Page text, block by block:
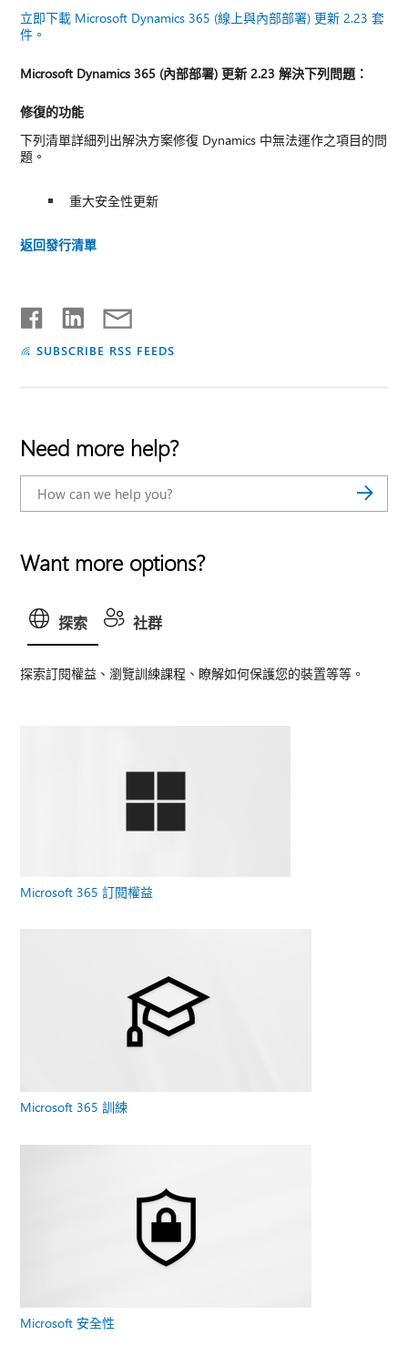
立即下載 Microsoft Dynamics 365 (線上與內部部署) 更新 2.23 套
件。
Microsoft Dynamics 365 (內部部署) 更新 2.23 解決下列問題：
修復的功能
下列清單詳細列出解決方案修復 Dynamics 中無法運作之項目的問
題。
重大安全性更新
返回發行清單
SUBSCRIBE RSS FEEDS
Need more help?
Want more options?
探索 社群
探索訂閱權益、瀏覽訓練課程、瞭解如何保護您的裝置等等。
Microsoft 365 訂閱權益
Microsoft 365 訓練
Microsoft 安全性